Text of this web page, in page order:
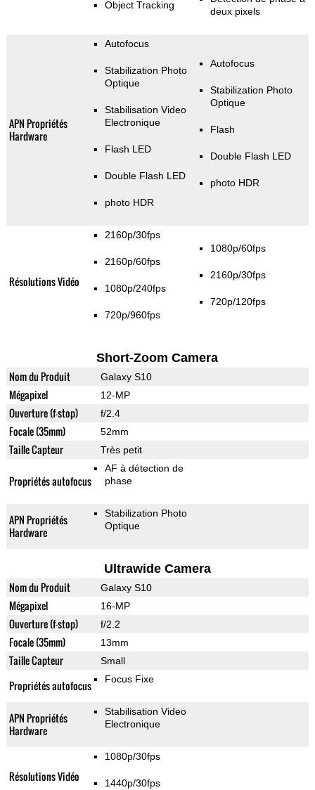
Object Tracking
deux pixels
APN Propriétés
Hardware
Autofocus
Stabilization Photo
Optique
Stabilisation Video
Electronique
Flash LED
Double Flash LED
photo HDR
Autofocus
Stabilization Photo
Optique
Flash
Double Flash LED
photo HDR
Résolutions Vidéo
2160p/30fps
2160p/60fps
1080p/240fps
720p/960fps
1080p/60fps
2160p/30fps
720p/120fps
Short-Zoom Camera
Nom du Produit Galaxy S10
Mégapixel 12-MP
Ouverture (f-stop) f/2.4
Focale (35mm) 52mm
Taille Capteur Très petit
Propriétés autofocus
AF à détection de
phase
APN Propriétés
Hardware
Stabilization Photo
Optique
Ultrawide Camera
Nom du Produit Galaxy S10
Mégapixel 16-MP
Ouverture (f-stop) f/2.2
Focale (35mm) 13mm
Taille Capteur Small
Propriétés autofocus Focus Fixe
APN Propriétés
Hardware
Stabilisation Video
Electronique
Résolutions Vidéo
1080p/30fps
1440p/30fps